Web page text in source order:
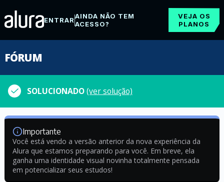
ENTRARAINDA NÃO TEM
ACESSO?
VEJA OS
PLANOS
FÓRUM
SOLUCIONADO(ver solução)
Importante
Você está vendo a versão anterior da nova experiência da
Alura que estamos preparando para você. Em breve, ela
ganha uma identidade visual novinha totalmente pensada
em potencializar seus estudos!